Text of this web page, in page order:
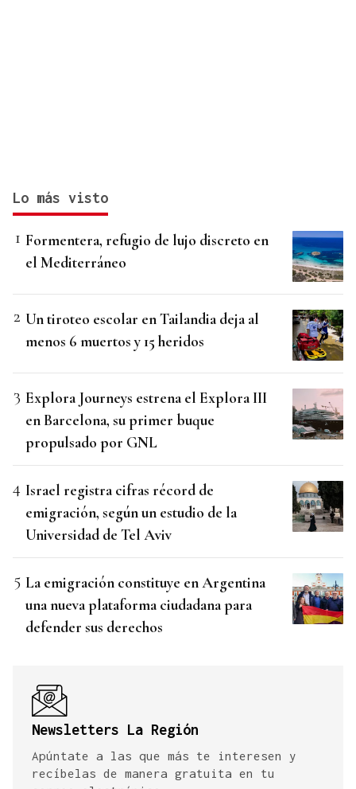
Lo más visto
Formentera, refugio de lujo discreto en
el Mediterráneo
Un tiroteo escolar en Tailandia deja al
menos 6 muertos y 15 heridos
Explora Journeys estrena el Explora III
en Barcelona, su primer buque
propulsado por GNL
Israel registra cifras récord de
emigración, según un estudio de la
Universidad de Tel Aviv
La emigración constituye en Argentina
una nueva plataforma ciudadana para
defender sus derechos
Newsletters La Región
Apúntate a las que más te interesen y
recíbelas de manera gratuita en tu